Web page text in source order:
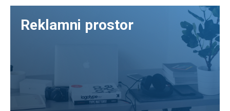
Reklamni prostor